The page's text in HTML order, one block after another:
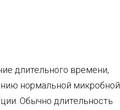
длительного времени,
нормальной микробной
Обычно длительность